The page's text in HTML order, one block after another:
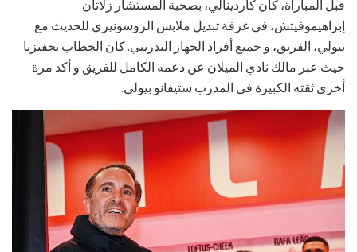
قبل المباراة، كان كاردينالي، بصحبة المستشار زلاتان
إبراهيموفيتش، في غرفة تبديل ملابس الروسونيري للحديث مع
بيولي، الفريق، و جميع أفراد الجهاز التدريبي. كان الخطاب تحفيزيا
حيث عبر مالك نادي الميلان عن دعمه الكامل للفريق و أكد مرة
أخرى ثقته الكبيرة في المدرب ستيفانو بيولي.